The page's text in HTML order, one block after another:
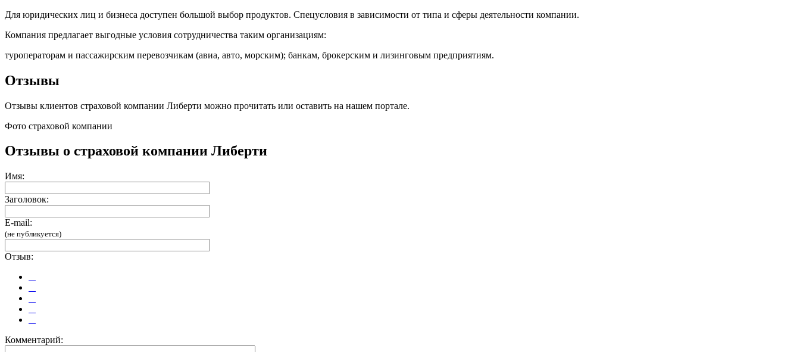
Для юридических лиц и бизнеса доступен большой выбор продуктов. Спецусловия в зависимости от типа и сферы деятельности компании.
Компания предлагает выгодные условия сотрудничества таким организациям:
туроператорам и пассажирским перевозчикам (авиа, авто, морским); банкам, брокерским и лизинговым предприятиям.
Отзывы
Отзывы клиентов страховой компании Либерти можно прочитать или оставить на нашем портале.
Фото страховой компании
Отзывы о страховой компании Либерти
Имя:
Заголовок:
E-mail:
(не публикуется)
Отзыв:
Комментарий: